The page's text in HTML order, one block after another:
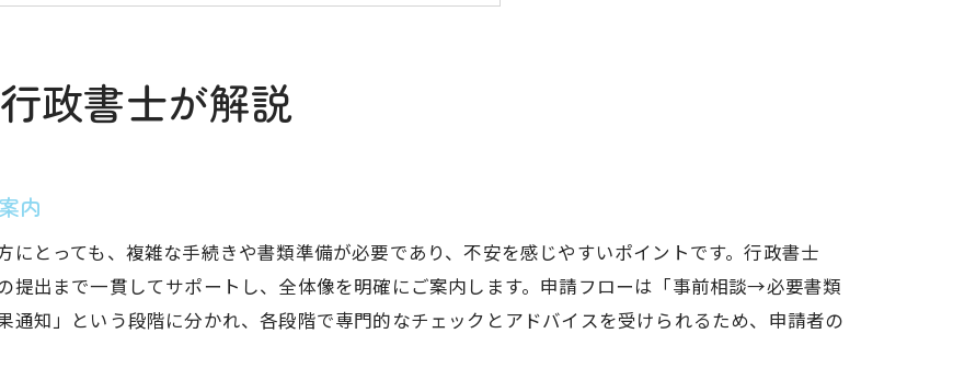
行政書士依頼で叶う安心の永住申請準備
行政書士の専門知識で安心の永住申請準備
行政書士が細かな申請要件まで徹底チェック
行政書士相談で安心して申請準備を進める方法
収300万円台から始める永住権取得方法
政書士が解説
内
とっても、複雑な手続きや書類準備が必要であり、不安を感じやすいポイントです。行政書士
提出まで一貫してサポートし、全体像を明確にご案内します。申請フローは「事前相談→必要書類
知」という段階に分かれ、各段階で専門的なチェックとアドバイスを受けられるため、申請者の